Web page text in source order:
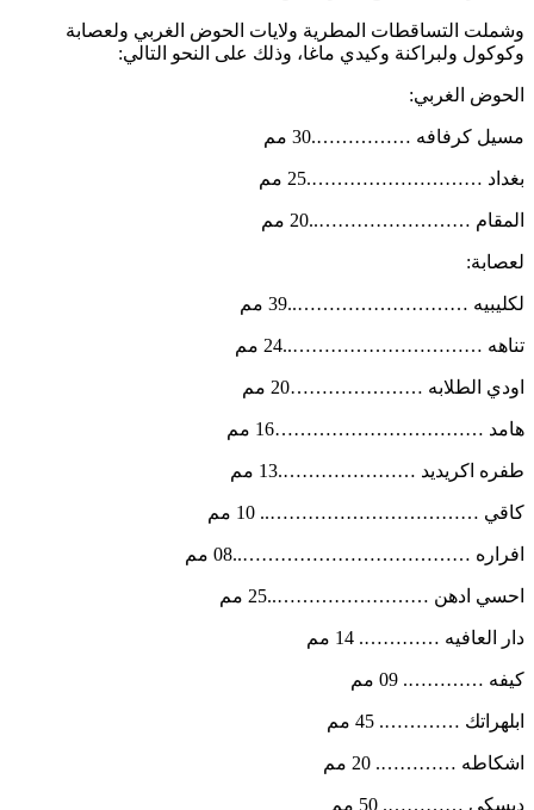
وشملت التساقطات المطرية ولايات الحوض الغربي ولعصابة
وكوكول ولبراكنة وكيدي ماغا، وذلك على النحو التالي:
الحوض الغربي:
مسيل كرفافه …………….30 مم
بغداد ……………………….25 مم
المقام ……………………..20 مم
لعصابة:
لكليبيه ………………………..39 مم
تناهه …………………………..24 مم
اودي الطلابه …………………20 مم
هامد ……………………………16 مم
طفره اكريديد ………………….13 مم
كاقي …………………………….. 10 مم
افراره ………………………………..08 مم
احسي ادهن ……………………..25 مم
دار العافيه …………. 14 مم
كيفه …………. 09 مم
ابلهراتك …………. 45 مم
اشكاطه …………. 20 مم
ديسكي …………. 50 مم